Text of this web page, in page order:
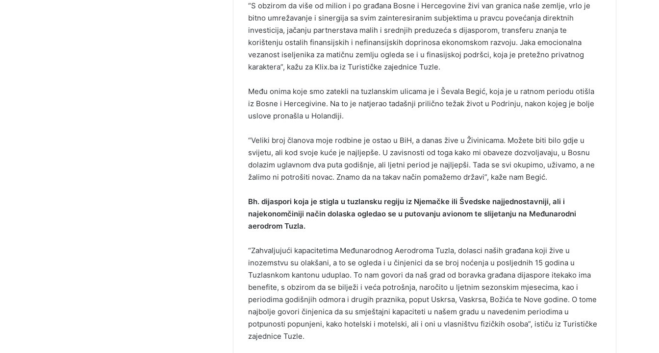
“S obzirom da više od milion i po građana Bosne i Hercegovine živi van granica naše zemlje, vrlo je
bitno umrežavanje i sinergija sa svim zainteresiranim subjektima u pravcu povećanja direktnih
investicija, jačanju partnerstava malih i srednjih preduzeća s dijasporom, transferu znanja te
korištenju ostalih finansijskih i nefinansijskih doprinosa ekonomskom razvoju. Jaka emocionalna
vezanost iseljenika za matičnu zemlju ogleda se i u finasijskoj podršci, koja je pretežno privatnog
karaktera”, kažu za Klix.ba iz Turističke zajednice Tuzle.
Među onima koje smo zatekli na tuzlanskim ulicama je i Ševala Begić, koja je u ratnom periodu otišla
iz Bosne i Hercegivine. Na to je natjerao tadašnji prilično težak život u Podrinju, nakon kojeg je bolje
uslove pronašla u Holandiji.
“Veliki broj članova moje rodbine je ostao u BiH, a danas žive u Živinicama. Možete biti bilo gdje u
svijetu, ali kod svoje kuće je najljepše. U zavisnosti od toga kako mi obaveze dozvoljavaju, u Bosnu
dolazim uglavnom dva puta godišnje, ali ljetni period je najljepši. Tada se svi okupimo, uživamo, a ne
žalimo ni potrošiti novac. Znamo da na takav način pomažemo državi”, kaže nam Begić.
Bh. dijaspori koja je stigla u tuzlansku regiju iz Njemačke ili Švedske najjednostavniji, ali i
najekonomčiniji način dolaska ogledao se u putovanju avionom te slijetanju na Međunarodni
aerodrom Tuzla.
“Zahvaljujući kapacitetima Međunarodnog Aerodroma Tuzla, dolasci naših građana koji žive u
inozemstvu su olakšani, a to se ogleda i u činjenici da se broj noćenja u posljednih 15 godina u
Tuzlasnkom kantonu uduplao. To nam govori da naš grad od boravka građana dijaspore itekako ima
benefite, s obzirom da se bilježi i veća potrošnja, naročito u ljetnim sezonskim mjesecima, kao i
periodima godišnjih odmora i drugih praznika, poput Uskrsa, Vaskrsa, Božića te Nove godine. O tome
najbolje govori činjenica da su smještajni kapaciteti u našem gradu u navedenim periodima u
potpunosti popunjeni, kako hotelski i motelski, ali i oni u vlasništvu fizičkih osoba”, ističu iz Turističke
zajednice Tuzle.